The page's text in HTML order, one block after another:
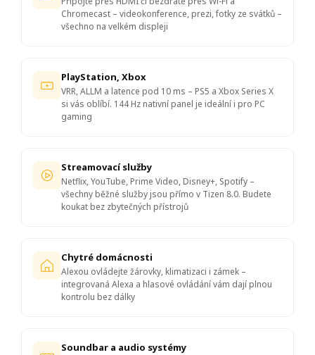
Chromecast – videokonference, prezi, fotky ze svátků –
všechno na velkém displeji
PlayStation, Xbox
VRR, ALLM a latence pod 10 ms – PS5 a Xbox Series X
si vás oblíbí. 144 Hz nativní panel je ideální i pro PC
gaming
Streamovací služby
Netflix, YouTube, Prime Video, Disney+, Spotify –
všechny běžné služby jsou přímo v Tizen 8.0. Budete
koukat bez zbytečných přístrojů
Chytré domácnosti
Alexou ovládejte žárovky, klimatizaci i zámek –
integrovaná Alexa a hlasové ovládání vám dají plnou
kontrolu bez dálky
Soundbar a audio systémy